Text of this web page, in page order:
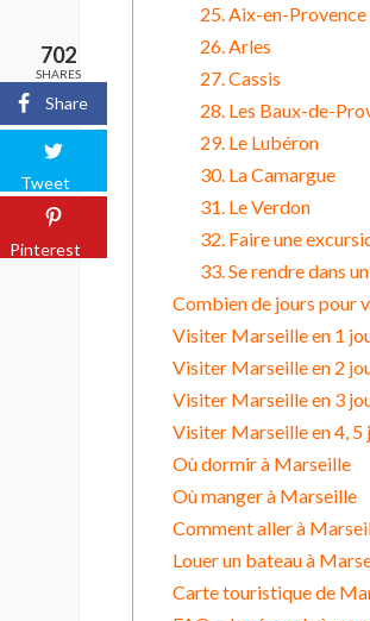
25. Aix-en-Provence
26. Arles
27. Cassis
28. Les Baux-de-
29. Le Lubéron
30. La Camargue
31. Le Verdon
32. Faire une
33. Se rendre dans
Combien de jours pour
Visiter Marseille en 1
Visiter Marseille en 2
Visiter Marseille en 3
Visiter Marseille en 4, 5
Où dormir à Marseille
Où manger à Marseille
Comment aller à
Louer un bateau à
Carte touristique de
702
SHARES
Share
Tweet
Pinterest